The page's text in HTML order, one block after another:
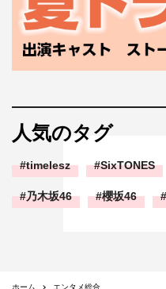
人気のタグ
timelesz SixTONES
乃木坂46 櫻坂46